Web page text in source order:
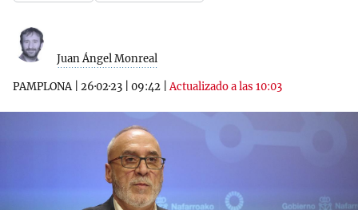
Juan Ángel Monreal
PAMPLONA| 26·02·23 09:42 |Actualizado a las 10:03